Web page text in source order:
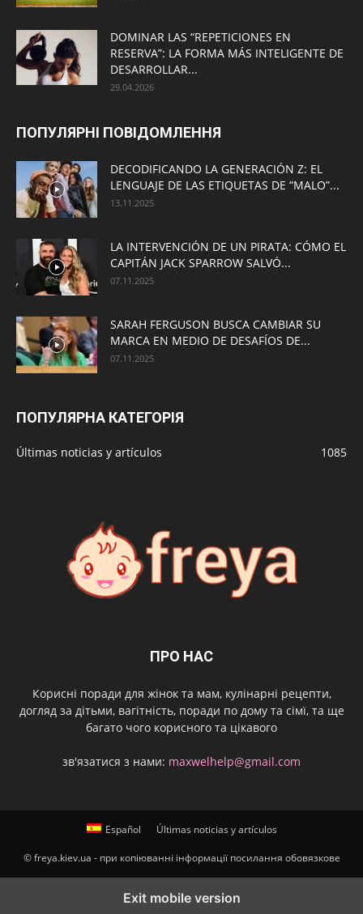
DOMINAR LAS “REPETICIONES EN
RESERVA”: LA FORMA MÁS INTELIGENTE DE
DESARROLLAR...
29.04.2026
ПОПУЛЯРНІ ПОВІДОМЛЕННЯ
DECODIFICANDO LA GENERACIÓN Z: EL
LENGUAJE DE LAS ETIQUETAS DE “MALO”...
13.11.2025
LA INTERVENCIÓN DE UN PIRATA: CÓMO EL
CAPITÁN JACK SPARROW SALVÓ...
07.11.2025
SARAH FERGUSON BUSCA CAMBIAR SU
MARCA EN MEDIO DE DESAFÍOS DE...
07.11.2025
ПОПУЛЯРНА КАТЕГОРІЯ
Últimas noticias y artículos 1085
ПРО НАС
Корисні поради для жінок та мам, кулінарні рецепти,
догляд за дітьми, вагітність, поради по дому та сімї, та ще
багато чого корисного та цікавого
зв'язатися з нами: maxwelhelp@gmail.com
Español Últimas noticias y artículos
© freya.kiev.ua - при копіюванні інформації посилання обовязкове
Exit mobile version